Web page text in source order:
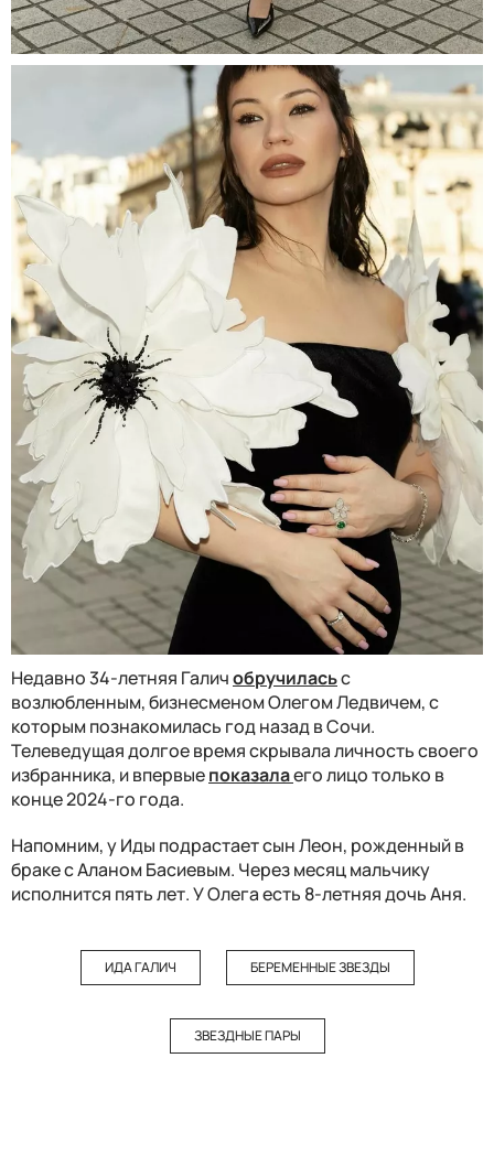
Недавно 34-летняя Галичобручиласьс
возлюбленным, бизнесменом Олегом Ледвичем, с
которым познакомилась год назад в Сочи.
Телеведущая долгое время скрывала личность своего
избранника, и впервыепоказалаего лицо только в
конце 2024-го года.
Напомним, у Иды подрастает сын Леон, рожденный в
браке с Аланом Басиевым. Через месяц мальчику
исполнится пять лет. У Олега есть 8-летняя дочь Аня.
ИДА ГАЛИЧ БЕРЕМЕННЫЕ ЗВЕЗДЫ
ЗВЕЗДНЫЕ ПАРЫ